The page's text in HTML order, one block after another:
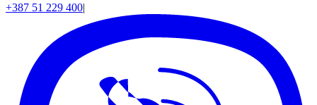
+387 51 229 400|